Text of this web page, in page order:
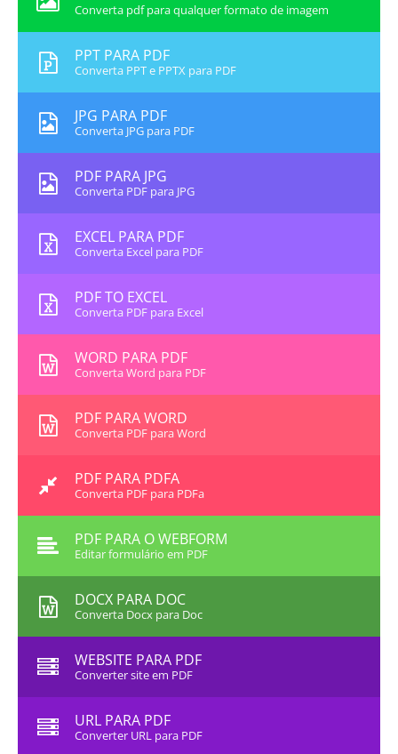
Converta pdf para qualquer formato de imagem
PPT PARA PDF
Converta PPT e PPTX para PDF
JPG PARA PDF
Converta JPG para PDF
PDF PARA JPG
Converta PDF para JPG
EXCEL PARA PDF
Converta Excel para PDF
PDF TO EXCEL
Converta PDF para Excel
WORD PARA PDF
Converta Word para PDF
PDF PARA WORD
Converta PDF para Word
PDF PARA PDFA
Converta PDF para PDFa
PDF PARA O WEBFORM
Editar formulário em PDF
DOCX PARA DOC
Converta Docx para Doc
WEBSITE PARA PDF
Converter site em PDF
URL PARA PDF
Converter URL para PDF